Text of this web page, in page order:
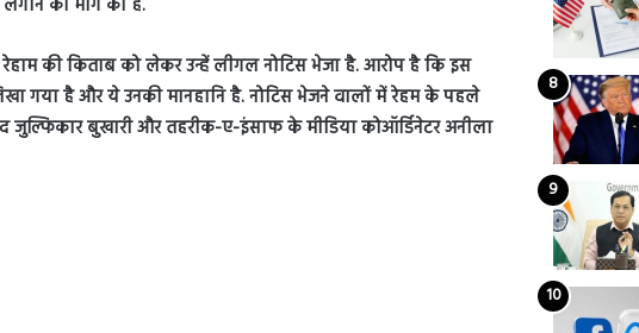
की किताब को लेकर उन्हें लीगल नोटिस भेजा है. आरोप है कि इस
गया है और ये उनकी मानहानि है. नोटिस भेजने वालों में रेहम के पहले
जुल्फिकार बुखारी और तहरीक-ए-इंसाफ के मीडिया कोऑर्डिनेटर अनीला